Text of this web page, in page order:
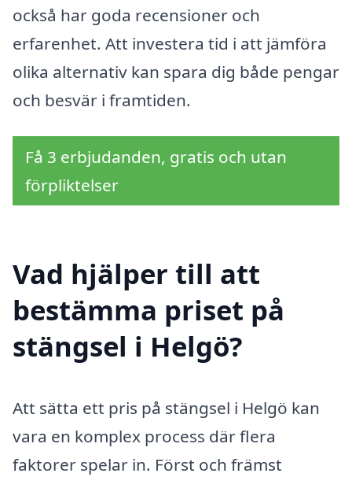
också har goda recensioner och
erfarenhet. Att investera tid i att jämföra
olika alternativ kan spara dig både pengar
och besvär i framtiden.
Få 3 erbjudanden, gratis och utan
förpliktelser
Vad hjälper till att
bestämma priset på
stängsel i Helgö?
Att sätta ett pris på stängsel i Helgö kan
vara en komplex process där flera
faktorer spelar in. Först och främst